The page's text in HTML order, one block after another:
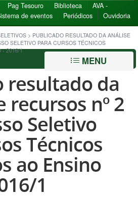
Pag Tesouro Biblioteca
AVA -
de eventos Periódicos Ouvidoria
> PUBLICADO RESULTADO DA ANÁLISE
SELETIVO PARA CURSOS TÉCNICOS
- 2016/1
MENU
resultado da
recursos nº 2
Seletivo
Técnicos
ao Ensino
1